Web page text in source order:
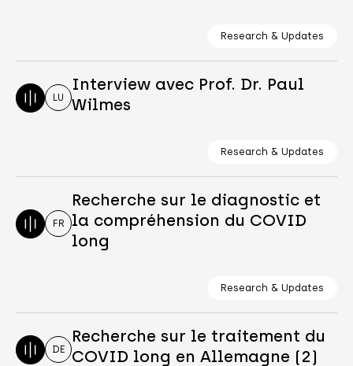
Research & Updates
LU
Interview avec Prof. Dr. Paul
Wilmes
Research & Updates
FR
Recherche sur le diagnostic et
la compréhension du COVID
long
Research & Updates
DE
Recherche sur le traitement du
COVID long en Allemagne (2)